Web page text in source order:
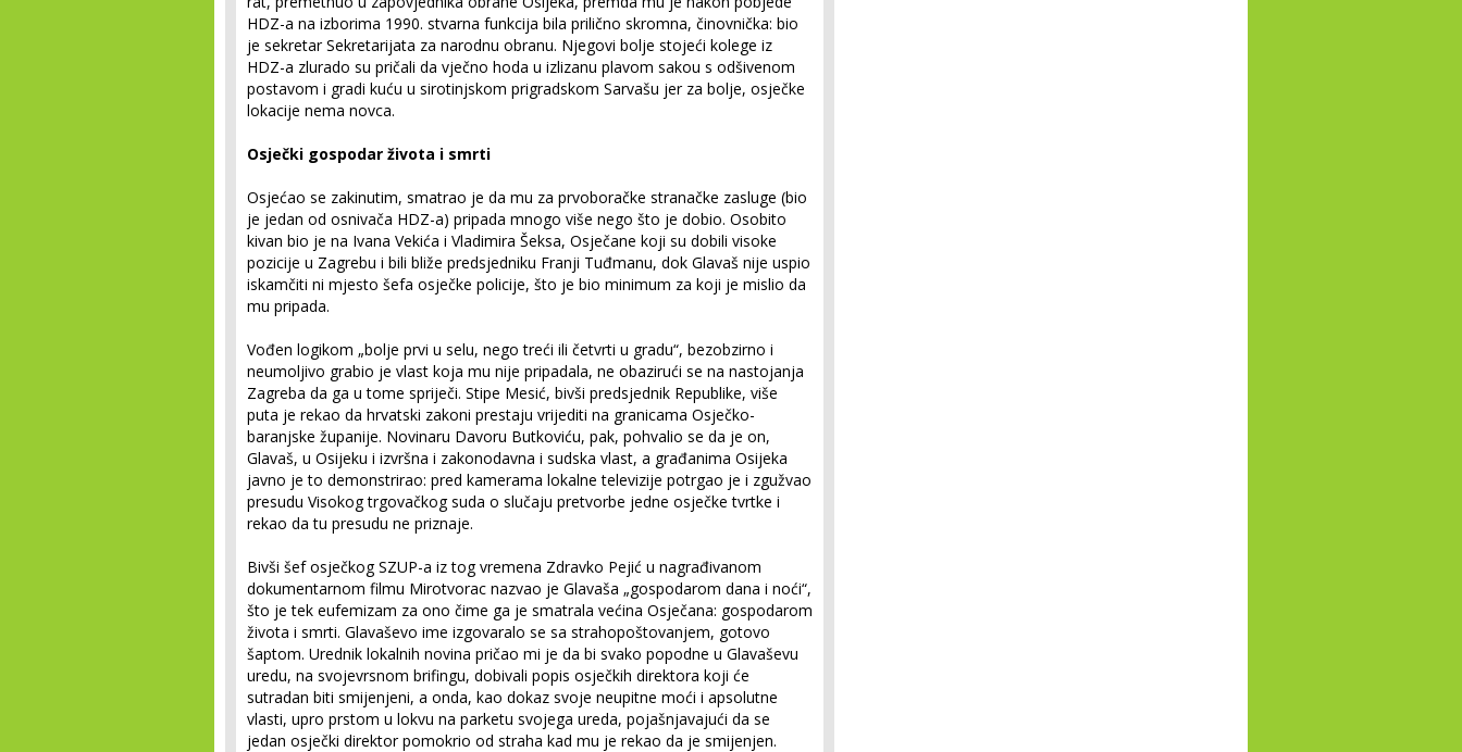
HDZ-a na izborima 1990. stvarna funkcija bila prilično skromna, činovnička: bio
je sekretar Sekretarijata za narodnu obranu. Njegovi bolje stojeći kolege iz
HDZ-a zlurado su pričali da vječno hoda u izlizanu plavom sakou s odšivenom
postavom i gradi kuću u sirotinjskom prigradskom Sarvašu jer za bolje, osječke
lokacije nema novca.
Osječki gospodar života i smrti
Osjećao se zakinutim, smatrao je da mu za prvoboračke stranačke zasluge (bio
je jedan od osnivača HDZ-a) pripada mnogo više nego što je dobio. Osobito
kivan bio je na Ivana Vekića i Vladimira Šeksa, Osječane koji su dobili visoke
pozicije u Zagrebu i bili bliže predsjedniku Franji Tuđmanu, dok Glavaš nije uspio
iskamčiti ni mjesto šefa osječke policije, što je bio minimum za koji je mislio da
mu pripada.
Vođen logikom „bolje prvi u selu, nego treći ili četvrti u gradu“, bezobzirno i
neumoljivo grabio je vlast koja mu nije pripadala, ne obazirući se na nastojanja
Zagreba da ga u tome spriječi. Stipe Mesić, bivši predsjednik Republike, više
puta je rekao da hrvatski zakoni prestaju vrijediti na granicama Osječko-
baranjske županije. Novinaru Davoru Butkoviću, pak, pohvalio se da je on,
Glavaš, u Osijeku i izvršna i zakonodavna i sudska vlast, a građanima Osijeka
javno je to demonstrirao: pred kamerama lokalne televizije potrgao je i zgužvao
presudu Visokog trgovačkog suda o slučaju pretvorbe jedne osječke tvrtke i
rekao da tu presudu ne priznaje.
Bivši šef osječkog SZUP-a iz tog vremena Zdravko Pejić u nagrađivanom
dokumentarnom filmu Mirotvorac nazvao je Glavaša „gospodarom dana i noći“,
što je tek eufemizam za ono čime ga je smatrala većina Osječana: gospodarom
života i smrti. Glavaševo ime izgovaralo se sa strahopoštovanjem, gotovo
šaptom. Urednik lokalnih novina pričao mi je da bi svako popodne u Glavaševu
uredu, na svojevrsnom brifingu, dobivali popis osječkih direktora koji će
sutradan biti smijenjeni, a onda, kao dokaz svoje neupitne moći i apsolutne
vlasti, upro prstom u lokvu na parketu svojega ureda, pojašnjavajući da se
jedan osječki direktor pomokrio od straha kad mu je rekao da je smijenjen.